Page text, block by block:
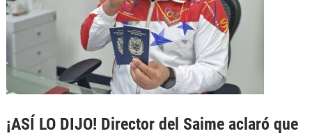
¡ASÍ LO DIJO! Director del Saime aclaró que